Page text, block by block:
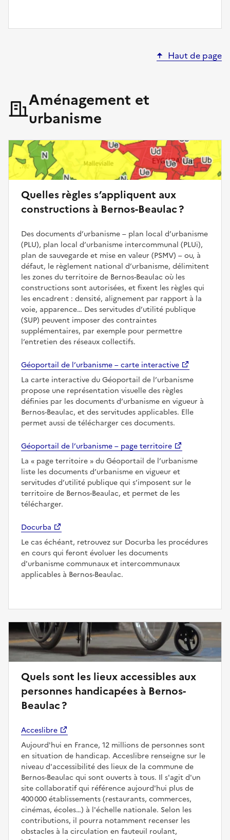
Haut de page
Aménagement et
urbanisme
Quelles règles s’appliquent aux
constructions à Bernos-Beaulac ?
Des documents d’urbanisme – plan local d’urbanisme
(PLU), plan local d’urbanisme intercommunal (PLUi),
plan de sauvegarde et mise en valeur (PSMV) – ou, à
défaut, le règlement national d’urbanisme, délimitent
les zones du territoire de Bernos-Beaulac où les
constructions sont autorisées, et fixent les règles qui
les encadrent : densité, alignement par rapport à la
voie, apparence… Des servitudes d’utilité publique
(SUP) peuvent imposer des contraintes
supplémentaires, par exemple pour permettre
l’entretien des réseaux collectifs.
Géoportail de l’urbanisme – carte interactive
La carte interactive du Géoportail de l’urbanisme
propose une représentation visuelle des règles
définies par les documents d’urbanisme en vigueur à
Bernos-Beaulac, et des servitudes applicables. Elle
permet aussi de télécharger ces documents.
Géoportail de l’urbanisme – page territoire
La
page territoire
du Géoportail de l’urbanisme
liste les documents d’urbanisme en vigueur et
servitudes d’utilité publique qui s’imposent sur le
territoire de Bernos-Beaulac, et permet de les
télécharger.
Docurba
Le cas échéant, retrouvez sur Docurba les procédures
en cours qui feront évoluer les documents
d'urbanisme communaux et intercommunaux
applicables à Bernos-Beaulac.
Quels sont les lieux accessibles aux
personnes handicapées à Bernos-
Beaulac ?
Acceslibre
Aujourd'hui en France, 12 millions de personnes sont
en situation de handicap. Acceslibre renseigne sur le
niveau d'accessibilité des lieux de la commune de
Bernos-Beaulac qui sont ouverts à tous. Il s'agit d'un
site collaboratif qui référence aujourd'hui plus de
400 000 établissements (restaurants, commerces,
cinémas, écoles…) à l'échelle nationale. Selon les
contributions, il pourra notamment recenser les
obstacles à la circulation en fauteuil roulant,